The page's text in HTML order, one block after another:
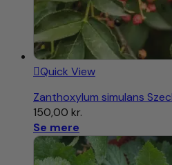
Quick View
Zanthoxylum simulans
150,00 kr.
Se mere